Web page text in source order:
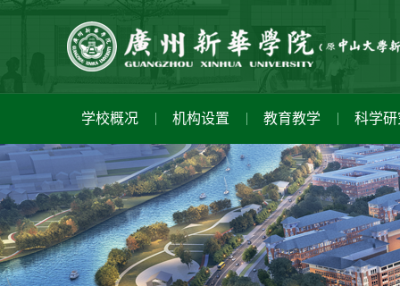
学校概况
学校简介
机构设置
教研单位
教育教学 科学研
学科建设
招生信息 心理